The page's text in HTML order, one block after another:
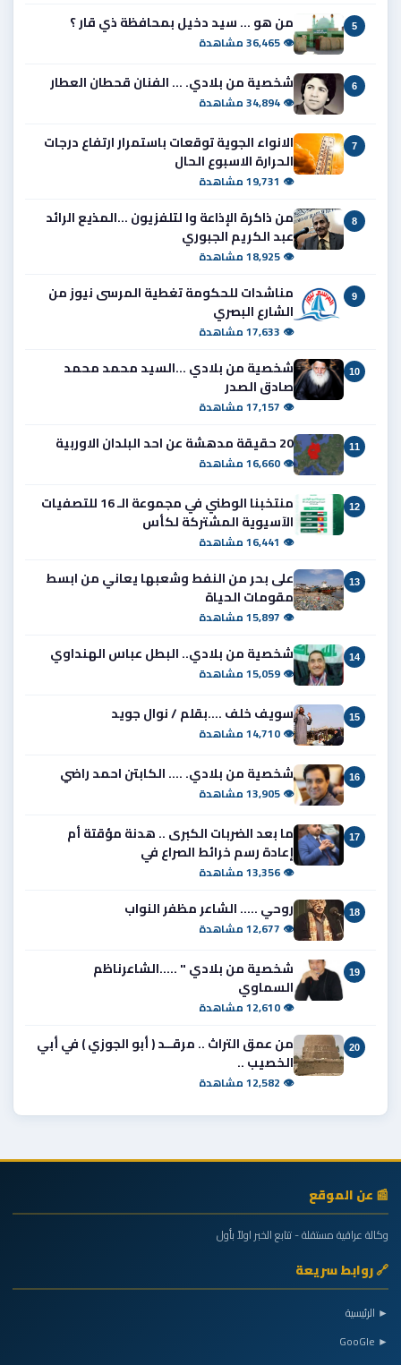
5 من هو ... سيد دخيل بمحافظة ذي قار ؟
👁 36,465 مشاهدة
6 شخصية من بلادي. ... الفنان قحطان العطار
👁 34,894 مشاهدة
7
الانواء الجوية توقعات باستمرار ارتفاع درجات
الحرارة الاسبوع الحال
👁 19,731 مشاهدة
8
من ذاكرة الإذاعة وا لتلفزيون ...المذيع الرائد
عبد الكريم الجبوري
👁 18,925 مشاهدة
9
مناشدات للحكومة تغطية المرسى نيوز من
الشارع البصري
👁 17,633 مشاهدة
10
شخصية من بلادي ...السيد محمد محمد
صادق الصدر
👁 17,157 مشاهدة
11 20 حقيقة مدهشة عن احد البلدان الاوربية
👁 16,660 مشاهدة
12
منتخبنا الوطني في مجموعة الـ 16 للتصفيات
الآسيوية المشتركة لكأس
👁 16,441 مشاهدة
13
على بحر من النفط وشعبها يعاني من ابسط
مقومات الحياة
👁 15,897 مشاهدة
14 شخصية من بلادي.. البطل عباس الهنداوي
👁 15,059 مشاهدة
15 سويف خلف ....بقلم / نوال جويد
👁 14,710 مشاهدة
16 شخصية من بلادي. .... الكابتن احمد راضي
👁 13,905 مشاهدة
17
ما بعد الضربات الكبرى .. هدنة مؤقتة أم
إعادة رسم خرائط الصراع في
👁 13,356 مشاهدة
18 روحي ..... الشاعر مظفر النواب
👁 12,677 مشاهدة
19
شخصية من بلادي " .....الشاعرناظم
السماوي
👁 12,610 مشاهدة
20
من عمق التراث .. مرقــد ( أبو الجوزي ) في أبي
الخصيب ..
👁 12,582 مشاهدة
📰 عن الموقع
وكالة عراقية مستقلة - تتابع الخبر اولاً بأول
🔗 روابط سريعة
► الرئيسية
► GooGle